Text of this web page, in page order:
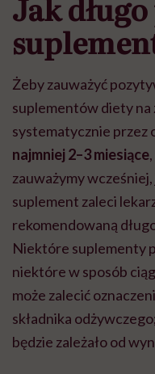
może chyba tylko
głupota i brak
wyobraźni"
Jak
Żeby zauważyć
suplementów diety na
systematycznie przez
najmniej 2–3 miesiące
zauważymy
suplement zaleci
rekomendowaną
Niektóre suplementy
niektóre w sposób
może zalecić
składnika
będzie zależało od